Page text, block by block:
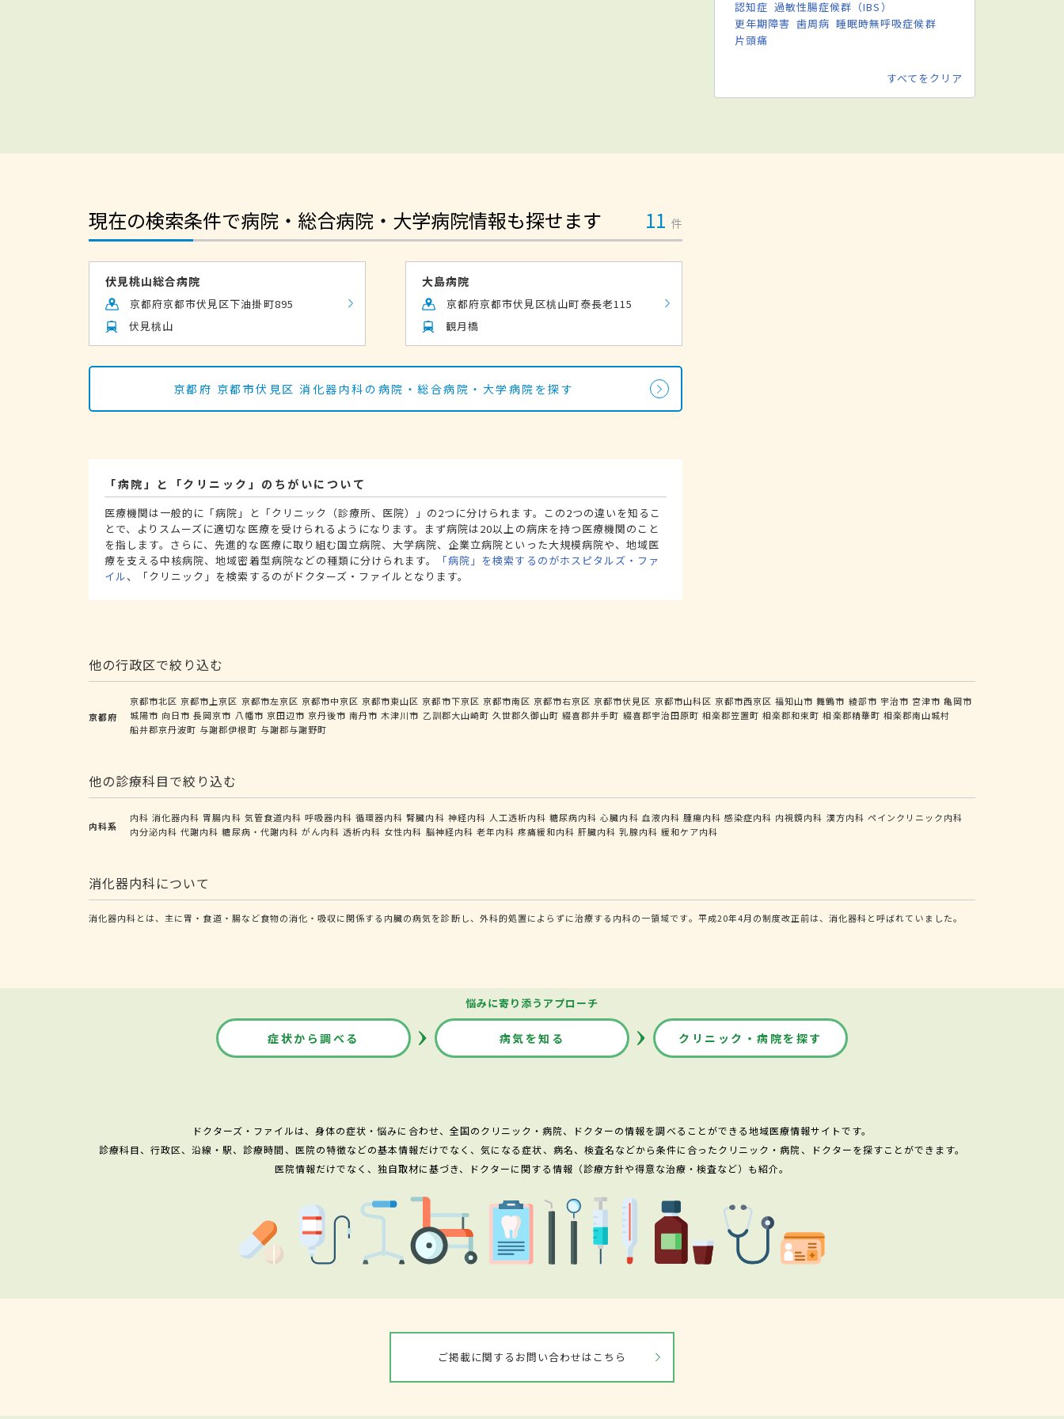
認知症 過敏性腸症候群（IBS）
更年期障害 歯周病 睡眠時無呼吸症候群
片頭痛
すべてをクリア
現在の検索条件で病院・総合病院・大学病院情報も探せます 11 件
伏見桃山総合病院
京都府京都市伏見区下油掛町895
伏見桃山
大島病院
京都府京都市伏見区桃山町泰長老115
観月橋
京都府 京都市伏見区 消化器内科の病院・総合病院・大学病院を探す
「病院」と「クリニック」のちがいについて
医療機関は一般的に「病院」と「クリニック（診療所、医院）」の2つに分けられます。この2つの違いを知るこ
とで、よりスムーズに適切な医療を受けられるようになります。まず病院は20以上の病床を持つ医療機関のこと
を指します。さらに、先進的な医療に取り組む国立病院、大学病院、企業立病院といった大規模病院や、地域医
療を支える中核病院、地域密着型病院などの種類に分けられます。
「病院」を検索するのがホスピタルズ・ファ
イル、「クリニック」を検索するのがドクターズ・ファイルとなります。
他の行政区で絞り込む
京都府
京都市北区 京都市上京区 京都市左京区 京都市中京区 京都市東山区 京都市下京区 京都市南区 京都市右京区 京都市伏見区 京都市山科区 京都市西京区 福知山市 舞鶴市 綾部市 宇治市 宮津市 亀岡市
城陽市 向日市 長岡京市 八幡市 京田辺市 京丹後市 南丹市 木津川市 乙訓郡大山崎町 久世郡久御山町 綴喜郡井手町 綴喜郡宇治田原町 相楽郡笠置町 相楽郡和束町 相楽郡精華町 相楽郡南山城村
船井郡京丹波町 与謝郡伊根町 与謝郡与謝野町
他の診療科目で絞り込む
内科系
内科 消化器内科 胃腸内科 気管食道内科 呼吸器内科 循環器内科 腎臓内科 神経内科 人工透析内科 糖尿病内科 心臓内科 血液内科 腫瘍内科 感染症内科 内視鏡内科 漢方内科 ペインクリニック内科
内分泌内科 代謝内科 糖尿病・代謝内科 がん内科 透析内科 女性内科 脳神経内科 老年内科 疼痛緩和内科 肝臓内科 乳腺内科 緩和ケア内科
消化器内科について
消化器内科とは、主に胃・食道・腸など食物の消化・吸収に関係する内臓の病気を診断し、外科的処置によらずに治療する内科の一領域です。平成20年4月の制度改正前は、消化器科と呼ばれていました。
悩みに寄り添うアプローチ
症状から調べる 病気を知る クリニック・病院を探す
ドクターズ・ファイルは、身体の症状・悩みに合わせ、全国のクリニック・病院、ドクターの情報を調べることができる地域医療情報サイトです。
診療科目、行政区、沿線・駅、診療時間、医院の特徴などの基本情報だけでなく、気になる症状、病名、検査名などから条件に合ったクリニック・病院、ドクターを探すことができます。
医院情報だけでなく、独自取材に基づき、ドクターに関する情報（診療方針や得意な治療・検査など）も紹介。
ご掲載に関するお問い合わせはこちら